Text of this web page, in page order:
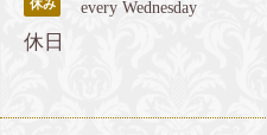
休み every Wednesday
休日